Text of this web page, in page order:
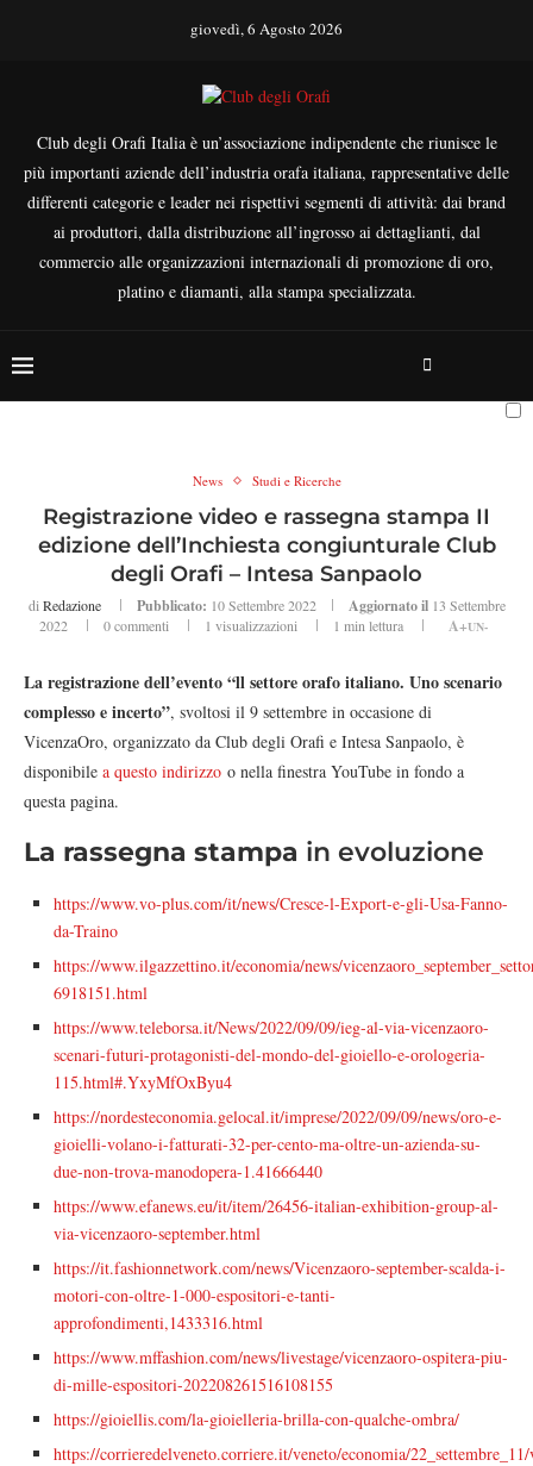
giovedì, 6 Agosto 2026
Club degli Orafi Italia è un’associazione indipendente che riunisce le
più importanti aziende dell’industria orafa italiana, rappresentative delle
differenti categorie e leader nei rispettivi segmenti di attività: dai brand
ai produttori, dalla distribuzione all’ingrosso ai dettaglianti, dal
commercio alle organizzazioni internazionali di promozione di oro,
platino e diamanti, alla stampa specializzata.
News Studi e Ricerche
Registrazione video e rassegna stampa II
edizione dell’Inchiesta congiunturale Club
degli Orafi – Intesa Sanpaolo
di Redazione Pubblicato: 10 Settembre 2022 Aggiornato il 13 Settembre
2022
0 commenti 1 visualizzazioni 1 min lettura A+UN-
La registrazione dell’evento “ll settore orafo italiano. Uno scenario
complesso e incerto”, svoltosi il 9 settembre in occasione di
VicenzaOro, organizzato da Club degli Orafi e Intesa Sanpaolo, è
disponibile a questo indirizzo o nella finestra YouTube in fondo a
questa pagina.
La rassegna stampa in evoluzione
https://www.vo-plus.com/it/news/Cresce-l-Export-e-gli-Usa-Fanno-
da-Traino
https://www.ilgazzettino.it/economia/news/
6918151.html
https://www.teleborsa.it/News/2022/09/09/ieg-al-via-vicenzaoro-
scenari-futuri-protagonisti-del-mondo-del-gioiello-e-orologeria-
115.html#.YxyMfOxByu4
https://nordesteconomia.gelocal.it/imprese/2022/09/09/news/oro-e-
gioielli-volano-i-fatturati-32-per-cento-ma-oltre-un-azienda-su-
due-non-trova-manodopera-1.41666440
https://www.efanews.eu/it/item/26456-italian-exhibition-group-al-
via-vicenzaoro-september.html
https://it.fashionnetwork.com/news/Vicenzaoro-september-scalda-i-
motori-con-oltre-1-000-espositori-e-tanti-
approfondimenti,1433316.html
https://www.mffashion.com/news/livestage/vicenzaoro-ospitera-piu-
di-mille-espositori-202208261516108155
https://gioiellis.com/la-gioielleria-brilla-con-qualche-ombra/
https://corrieredelveneto.corriere.it/veneto/economia/